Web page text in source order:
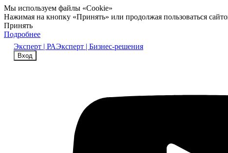
Мы используем файлы «Cookie»
Нажимая на кнопку «Принять» или продолжая пользоваться
Принять
Подробнее
Эксперт | РАЭксперт | Бизнес-решения
Вход